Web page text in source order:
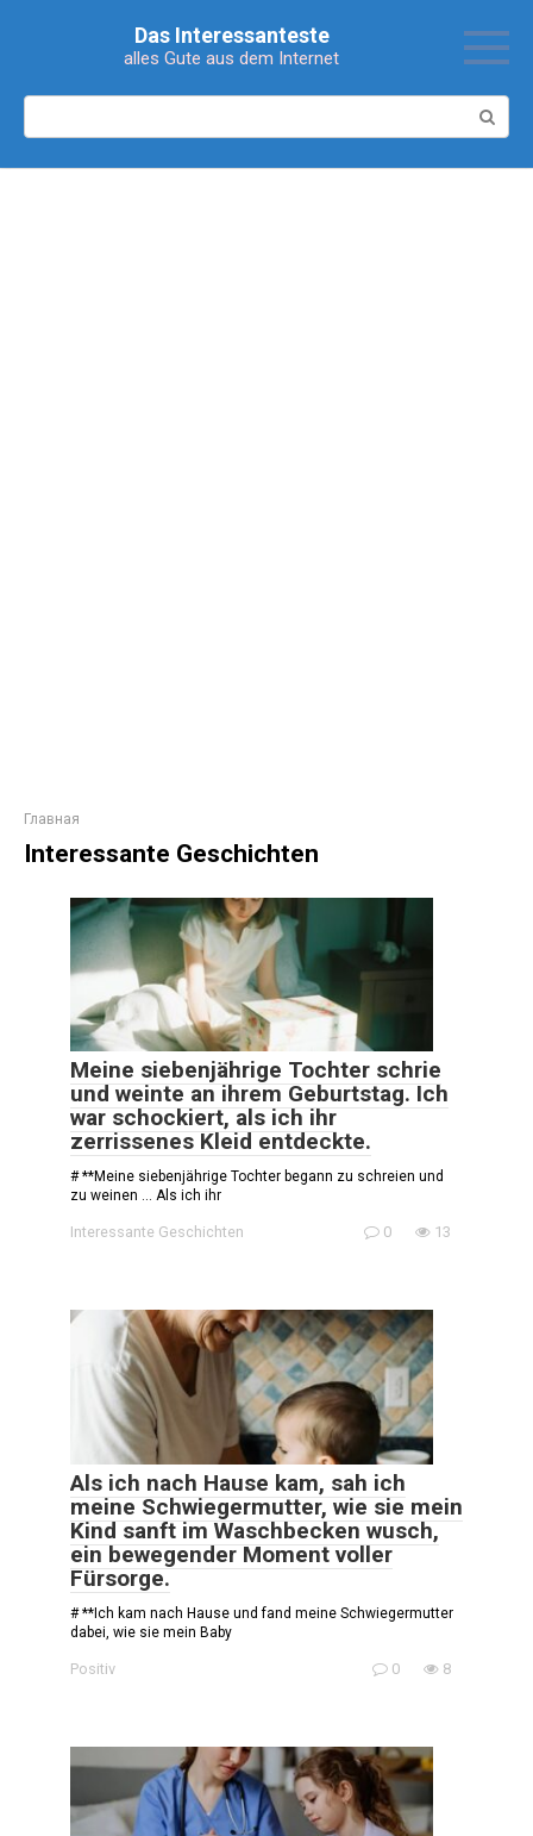
Das Interessanteste
alles Gute aus dem Internet
Главная
Interessante Geschichten
Meine siebenjährige Tochter schrie
und weinte an ihrem Geburtstag. Ich
war schockiert, als ich ihr
zerrissenes Kleid entdeckte.
# **Meine siebenjährige Tochter begann zu schreien und
zu weinen … Als ich ihr
Interessante Geschichten 0 13
Als ich nach Hause kam, sah ich
meine Schwiegermutter, wie sie mein
Kind sanft im Waschbecken wusch,
ein bewegender Moment voller
Fürsorge.
# **Ich kam nach Hause und fand meine Schwiegermutter
dabei, wie sie mein Baby
Positiv 0 8